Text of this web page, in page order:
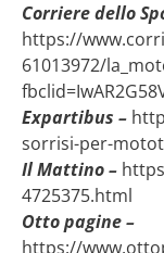
Corriere dello
https://
61013972/
Expartibus –
sorrisi-per-
Il Mattino –
4725375.html
Otto pagine –
https://